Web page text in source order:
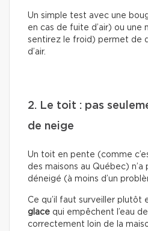
Un simple test avec une
en cas de fuite d’air) ou une
sentirez le froid) permet de
d’air.
2. Le toit : pas
de neige
Un toit en pente (comme
des maisons au Québec) n’a
déneigé (à moins d’un
Ce qu’il faut surveiller plutôt
glace qui empêchent l’eau
correctement loin de la